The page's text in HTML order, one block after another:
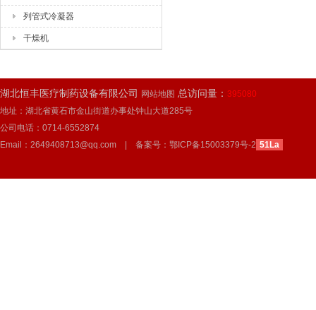
列管式冷凝器
干燥机
湖北恒丰医疗制药设备有限公司 网站地图 总访问量： 395080
地址：湖北省黄石市金山街道办事处钟山大道285号
公司电话：0714-6552874
Email：2649408713@qq.com | 备案号： 鄂ICP备15003379号-2 51La